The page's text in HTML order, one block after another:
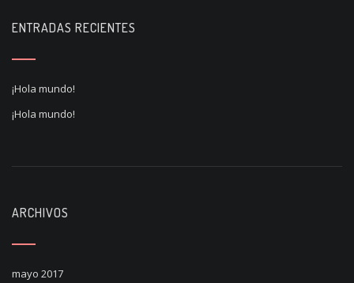
ENTRADAS RECIENTES
¡Hola mundo!
¡Hola mundo!
ARCHIVOS
mayo 2017